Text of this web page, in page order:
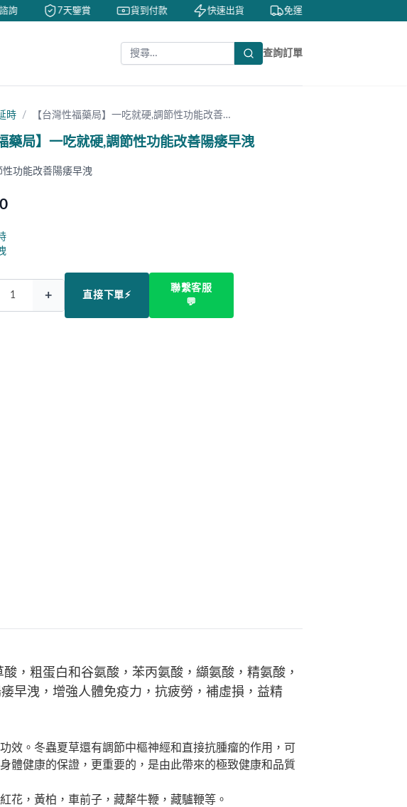
7天鑒賞 貨到付款 快速出貨 免運費
查詢訂單
時 【台灣性福藥局】一吃就硬,調節性功能改善…
藥局】一吃就硬,調節性功能改善陽痿早洩
性功能改善陽痿早洩
+ 直接下單⚡
聯繫客服
💬
，粗蛋白和谷氨酸，苯丙氨酸，纈氨酸，精氨酸，
早洩，增強人體免疫力，抗疲勞，補虛損，益精
。冬蟲夏草還有調節中樞神經和直接抗腫瘤的作用，可
體健康的保證，更重要的，是由此帶來的極致健康和品質
花，黃柏，車前子，藏犛牛鞭，藏驢鞭等。